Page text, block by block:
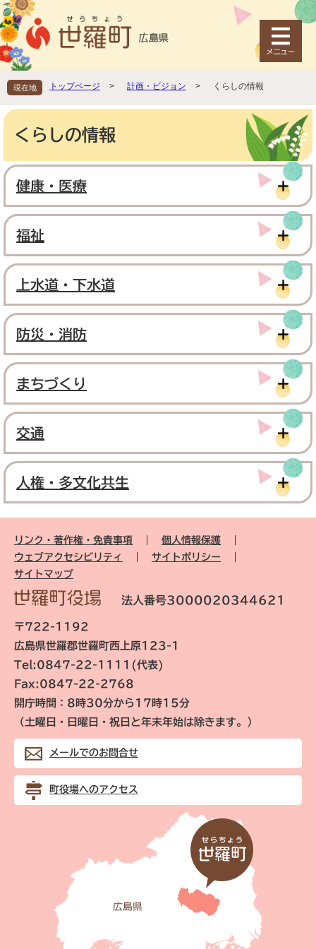
ペ
ー
ジ
の
頭
で
す
メ
ニ
ュ
ー
飛
ば
し
へ
現在地 トップページ > 計画・ビジョン > くらしの情報
本
くらしの情報
健康・医療
福祉
上水道・下水道
防災・消防
まちづくり
交通
人権・多文化共生
リンク・著作権・免責事項
個人情報保護
ウェブアクセシビリティ
サイトポリシー
サイトマップ
法人番号3000020344621
〒722-1192
広島県世羅郡世羅町西上原123-1
Tel:0847-22-1111(代表)
Fax:0847-22-2768
開庁時間：8時30分から17時15分
（土曜日・日曜日・祝日と年末年始は除きます。）
メールでのお問合せ
町役場へのアクセス